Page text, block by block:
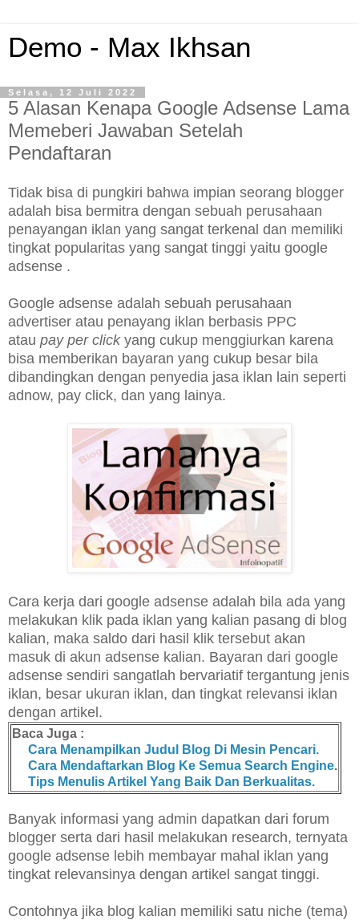
Demo - Max Ikhsan
Selasa, 12 Juli 2022
5 Alasan Kenapa Google Adsense Lama
Memeberi Jawaban Setelah
Pendaftaran
Tidak bisa di pungkiri bahwa impian seorang blogger
adalah bisa bermitra dengan sebuah perusahaan
penayangan iklan yang sangat terkenal dan memiliki
tingkat popularitas yang sangat tinggi yaitu google
adsense .
Google adsense adalah sebuah perusahaan
advertiser atau penayang iklan berbasis PPC
atau pay per click yang cukup menggiurkan karena
bisa memberikan bayaran yang cukup besar bila
dibandingkan dengan penyedia jasa iklan lain seperti
adnow, pay click, dan yang lainya.
Cara kerja dari google adsense adalah bila ada yang
melakukan klik pada iklan yang kalian pasang di blog
kalian, maka saldo dari hasil klik tersebut akan
masuk di akun adsense kalian. Bayaran dari google
adsense sendiri sangatlah bervariatif tergantung jenis
iklan, besar ukuran iklan, dan tingkat relevansi iklan
dengan artikel.
Baca Juga :
Cara Menampilkan Judul Blog Di Mesin Pencari.
Cara Mendaftarkan Blog Ke Semua Search Engine.
Tips Menulis Artikel Yang Baik Dan Berkualitas.
Banyak informasi yang admin dapatkan dari forum
blogger serta dari hasil melakukan research, ternyata
google adsense lebih membayar mahal iklan yang
tingkat relevansinya dengan artikel sangat tinggi.
Contohnya jika blog kalian memiliki satu niche (tema)